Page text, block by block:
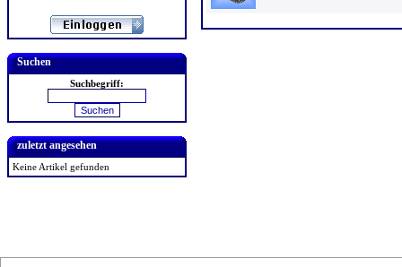
Suchen
Suchbegriff:
zuletzt angesehen
Keine Artikel gefunden